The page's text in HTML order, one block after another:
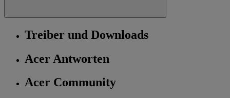
Treiber und Downloads
Acer Antworten
Acer Community